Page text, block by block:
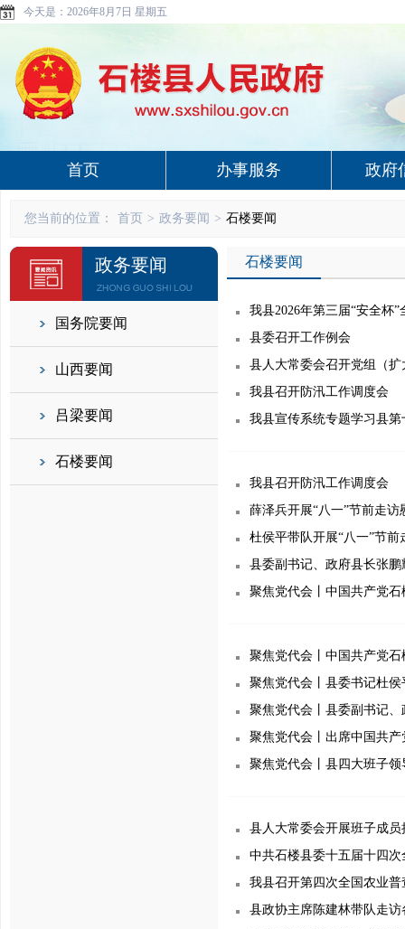
今天是： 2026年8月7日 星期五
首页 办事服务 政府
您当前的位置： 首页 > 政务要闻 > 石楼要闻
政务要闻
国务院要闻
山西要闻
吕梁要闻
石楼要闻
石楼要闻
我县2026年第三届“安全杯
县委召开工作例会
县人大常委会召开党组（扩
我县召开防汛工作调度会
我县宣传系统专题学习县
我县召开防汛工作调度会
薛泽兵开展“八一”节前走访
杜侯平带队开展“八一”节前
县委副书记、政府县长张
聚焦党代会丨中国共产党
聚焦党代会丨中国共产党
聚焦党代会丨县委书记杜
聚焦党代会丨县委副书记
聚焦党代会丨出席中国共
聚焦党代会丨县四大班子
县人大常委会开展班子成
中共石楼县委十五届十四
我县召开第四次全国农业
县政协主席陈建林带队走